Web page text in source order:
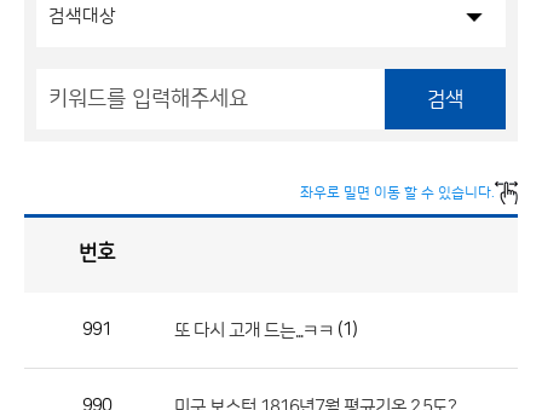
검색
좌우로 밀면 이동 할 수 있습니다.
번호
991 또 다시 고개 드는...ㅋㅋ (1)
990